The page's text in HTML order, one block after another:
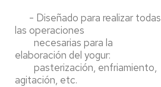
- Diseñado para realizar todas
las operaciones
necesarias para la
elaboración del yogur:
pasterización, enfriamiento,
agitación, etc.